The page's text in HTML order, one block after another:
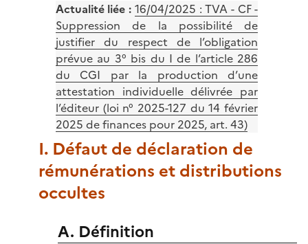
Actualité liée : 16/04/2025 : TVA - CF -
Suppression de la possibilité de
justifier du respect de l’obligation
prévue au 3° bis du I de l’article 286
du CGI par la production d’une
attestation individuelle délivrée par
l’éditeur (loi n° 2025-127 du 14 février
2025 de finances pour 2025, art. 43)
I. Défaut de déclaration de
rémunérations et distributions
occultes
A. Définition